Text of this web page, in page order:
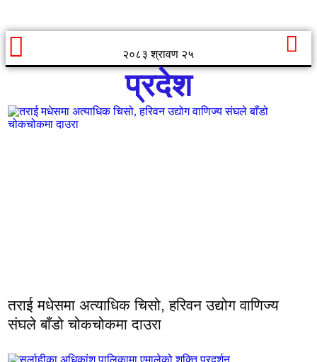
२०८३ श्रावण २५
प्रदेश
तराई मधेसमा अत्याधिक चिसो, हरिवन उद्योग वाणिज्य
संघले बाँडो चोकचोकमा दाउरा